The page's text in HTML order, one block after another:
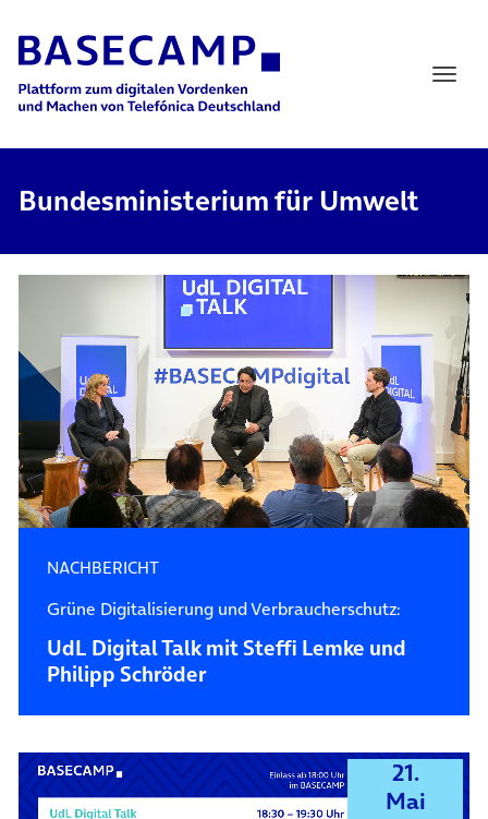
Main Navigation
Bundesministerium für Umwelt
NACHBERICHT
Grüne Digitalisierung und Verbraucherschutz:
UdL Digital Talk mit Steffi Lemke und
Philipp Schröder
21.
Mai